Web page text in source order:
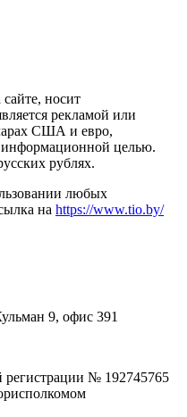
носит
рекламой или
США и евро,
информационной целью.
рублях.
любых
на https://www.tio.by/
9, офис 391
регистрации № 192745765